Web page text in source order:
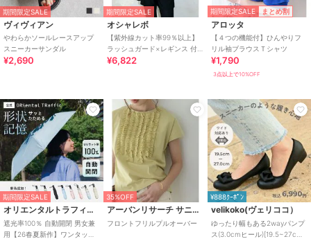
期間限定SALE
ヴィヴィアン
やわらかソールレースアップ
スニーカーサンダル
¥2,690
期間限定SALE
オシャレボ
【紫外線カット率99％以上】
ラッシュガード×レギンス 付
き タンキニ
¥6,822
期間限定SALE まとめ割
アロッタ
【４つの機能付】ひんやりフ
リル袖ブラウスＴシャツ
¥1,790
3点以上で10%OFF
期間限定SALE
オリエンタルトラフィック
遮光率100％ 自動開閉 男女兼
用【26春夏新作】ワンタッチ
35%OFF
アーバンリサーチ サニーレーベル
フロントフリルプルオーバー
¥888ｸｰﾎﾟﾝ
velikoko(ヴェリココ）
ゆったり幅もある2wayパンプ
ス(3.0cmヒール)[19.5~27cm]